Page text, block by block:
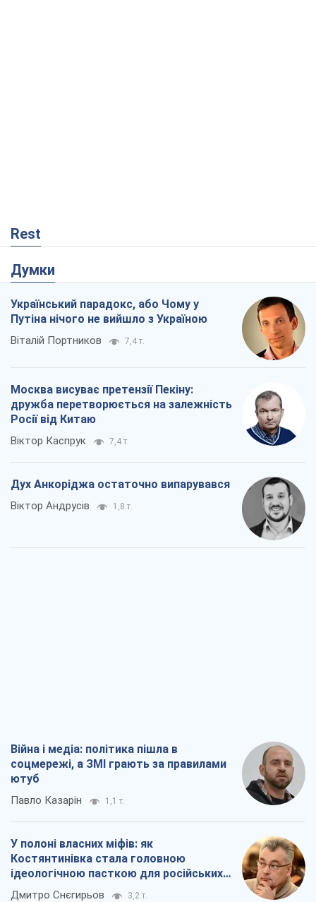
Rest
Думки
Український парадокс, або Чому у
Путіна нічого не вийшло з Україною
Віталій Портников 7,4 т.
Москва висуває претензії Пекіну:
дружба перетворюється на залежність
Росії від Китаю
Віктор Каспрук 7,4 т.
Дух Анкоріджа остаточно випарувався
Віктор Андрусів 1,8 т.
Війна і медіа: політика пішла в
соцмережі, а ЗМІ грають за правилами
ютуб
Павло Казарін 1,1 т.
У полоні власних міфів: як
Костянтинівка стала головною
ідеологічною пасткою для російських
окупантів
Дмитро Снєгирьов 3,2 т.